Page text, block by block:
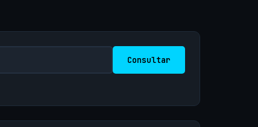
Consultar